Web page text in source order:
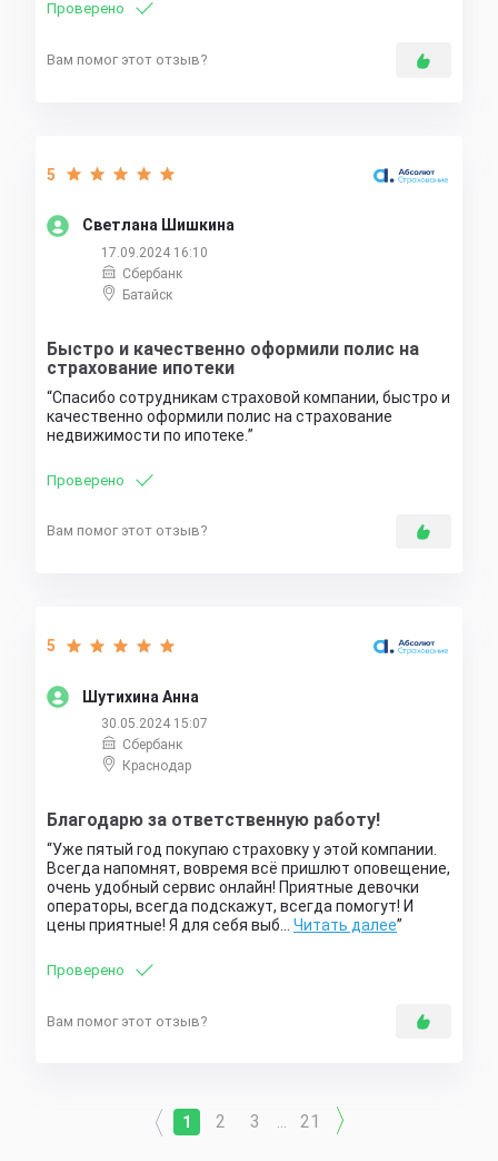
Проверено
Вам помог этот отзыв?
Светлана Шишкина
5
17.09.2024 16:10
Сбербанк
Батайск
Быстро и качественно оформили полис на
страхование ипотеки
Спасибо сотрудникам страховой компании, быстро и
качественно оформили полис на страхование
недвижимости по ипотеке.
Проверено
Вам помог этот отзыв?
Шутихина Анна
5
30.05.2024 15:07
Сбербанк
Краснодар
Благодарю за ответственную работу!
Уже пятый год покупаю страховку у этой компании.
Всегда напомнят, вовремя всё пришлют оповещение,
очень удобный сервис онлайн! Приятные девочки
операторы, всегда подскажут, всегда помогут! И
цены приятные! Я для себя выб… Читать далее
Проверено
Вам помог этот отзыв?
1 2 3 21